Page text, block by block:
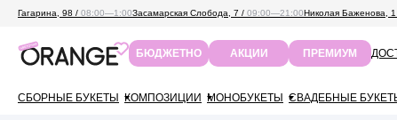
Гагарина, 98 / 08:00—1:00Засамарская Слобода, 7 / 09:00—21:00Николая Баженова,
БЮДЖЕТНО АКЦИИ ПРЕМИУМ
СБОРНЫЕ БУКЕТЫ КОМПОЗИЦИИ МОНОБУКЕТЫ СВАДЕБНЫЕ